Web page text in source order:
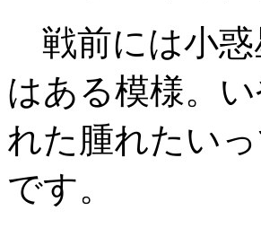
戦前には小惑
はある模様。
れた腫れたい
です。